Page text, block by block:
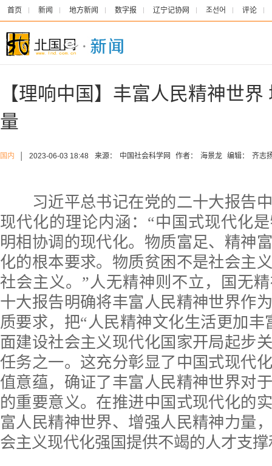
首页 新闻 地方新闻 数字报 辽宁记协网 조선어 评论
【理响中国】丰富人民精神世
量
国内 2023-06-03 18:48 来源： 中国社会科学网 作者： 海景龙 编辑： 齐志
习近平总书记在党的二十大报告中
现代化的理论内涵：“中国式现代化
明相协调的现代化。物质富足、精神
化的根本要求。物质贫困不是社会主
社会主义。”人无精神则不立，国无
十大报告明确将丰富人民精神世界作
质要求，把“人民精神文化生活更加丰
面建设社会主义现代化国家开局起步
任务之一。这充分彰显了中国式现代
值意蕴，确证了丰富人民精神世界对
的重要意义。在推进中国式现代化的
富人民精神世界、增强人民精神力量
会主义现代化强国提供不竭的人才支